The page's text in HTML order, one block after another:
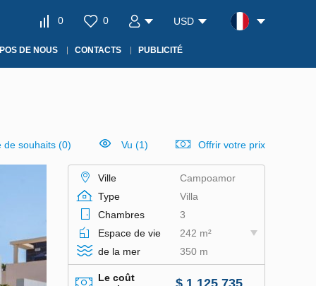
0 0 USD
DE NOUS CONTACTS PUBLICITÉ
de souhaits (0) Vu (1) Offrir votre prix
Ville
Campoamor
Type
Villa
Chambres
3
Espace de vie
242 m²
de la mer
350 m
Le coût
$ 1 125 735